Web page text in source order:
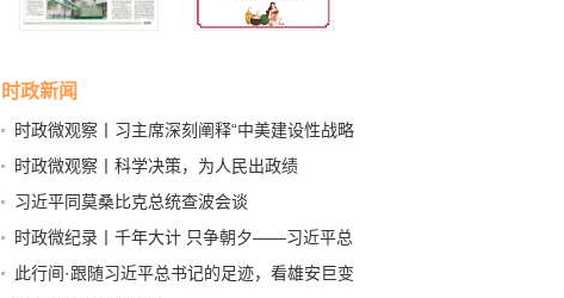
时政新闻
时政微观察丨习主席深刻阐释“中美建设性战略
稳定关系”的核心要义
时政微观察丨科学决策，为人民出政绩
习近平同莫桑比克总统查波会谈
时政微纪录丨千年大计 只争朝夕——习近平总
书记赴河北雄安新区考察纪实
此行间·跟随习近平总书记的足迹，看雄安巨变